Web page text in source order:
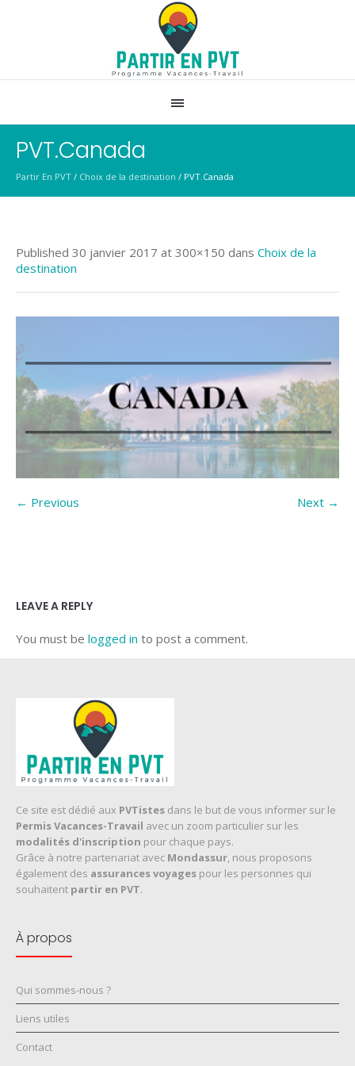
PVT.Canada
Partir En PVT / Choix de la destination / PVT.Canada
Published 30 janvier 2017 at 300×150 dans Choix de la
destination
← Previous Next →
LEAVE A REPLY
You must be logged in to post a comment.
Ce site est dédié aux PVTistes dans le but de vous informer sur le
Permis Vacances-Travail avec un zoom particulier sur les
modalités d'inscription pour chaque pays.
Grâce à notre partenariat avec Mondassur, nous proposons
également des assurances voyages pour les personnes qui
souhaitent partir en PVT.
À propos
Qui sommes-nous ?
Liens utiles
Contact